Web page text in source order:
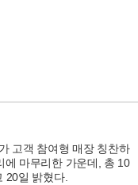
고객 참여형 매장 칭찬하
에 마무리한 가운데, 총 10
20일 밝혔다.